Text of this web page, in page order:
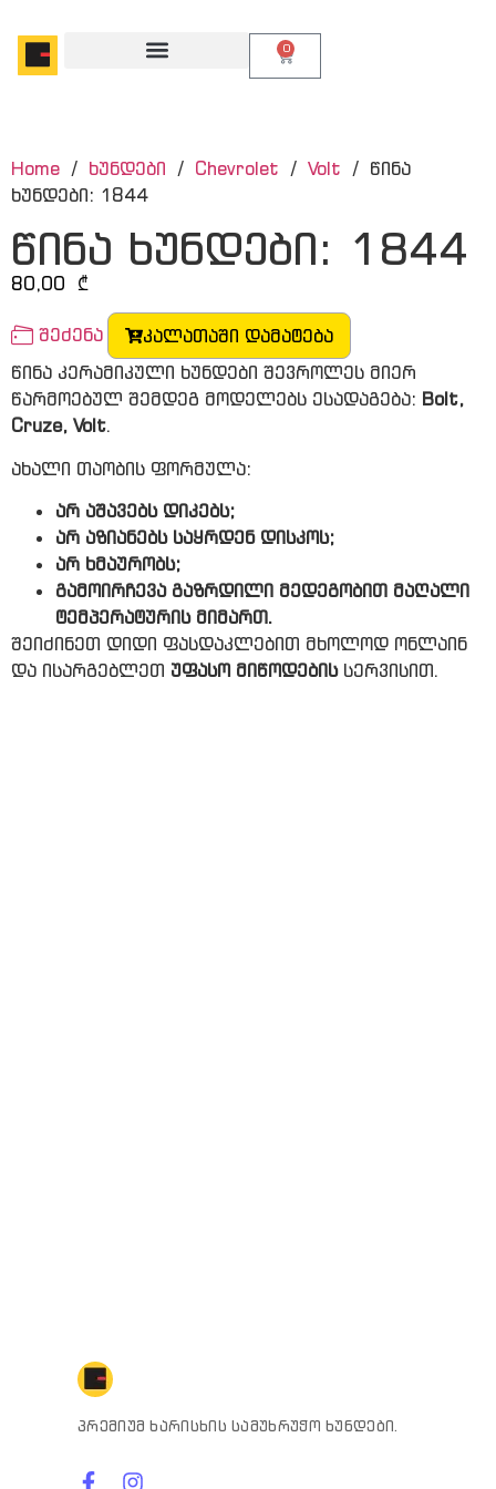
0
Home / ხუნდები / Chevrolet / Volt / წინა
ხუნდები: 1844
წინა ხუნდები: 1844
80,00 ₾
შეძენა
კალათაში დამატება
წინა კერამიკული ხუნდები შევროლეს მიერ
წარმოებულ შემდეგ მოდელებს ესადაგება: Bolt,
Cruze, Volt.
ახალი თაობის ფორმულა:
არ აშავებს დიკებს;
არ აზიანებს საყრდენ დისკოს;
არ ხმაურობს;
გამოირჩევა გაზრდილი მედეგობით მაღალი
ტემპერატურის მიმართ.
შეიძინეთ დიდი ფასდაკლებით მხოლოდ ონლაინ
და ისარგებლეთ უფასო მიწოდებისსერვისით.
პრემიუმ ხარისხის სამუხრუჭო ხუნდები.